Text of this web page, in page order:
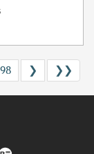
98 ❯ ❯❯